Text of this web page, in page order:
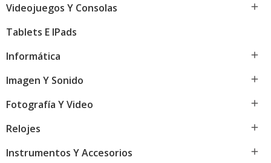
Videojuegos Y Consolas

Tablets E IPads
Informática

Imagen Y Sonido 
Fotografía Y Video 
Relojes 
Instrumentos Y Accesorios 